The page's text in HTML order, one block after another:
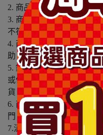
2. 商品包裝會有新舊轉換
3. 商品下訂前，建議實際
不符或肌膚不適等症狀。
4. 商品使用後若出現不適
助。
5. 鑑賞期非試用期，本產
或使用過、無法恢復原狀
貨。
6. 商品配送僅包含台灣本
門、馬祖….等)
7.消費者使用前應詳閱醫